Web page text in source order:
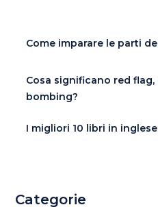
Come imparare le parti
Cosa significano red
bombing?
I migliori 10 libri in
Categorie